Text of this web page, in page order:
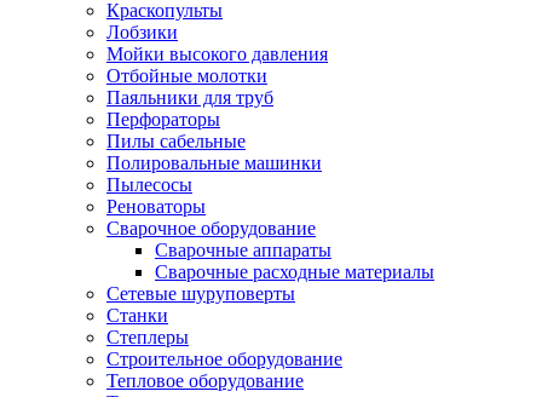
Краскопульты
Лобзики
Мойки высокого давления
Отбойные молотки
Паяльники для труб
Перфораторы
Пилы сабельные
Полировальные машинки
Пылесосы
Реноваторы
Сварочное оборудование
Сварочные аппараты
Сварочные расходные материалы
Сетевые шуруповерты
Станки
Степлеры
Строительное оборудование
Тепловое оборудование